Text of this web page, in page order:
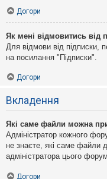
Догори
Як мені відмовитись від
Для відмови від підписки,
на посилання "Підписки".
Догори
Вкладення
Які саме файли можна
Адміністратор кожного
не знаєте, які саме файли
адміністратора цього
Догори